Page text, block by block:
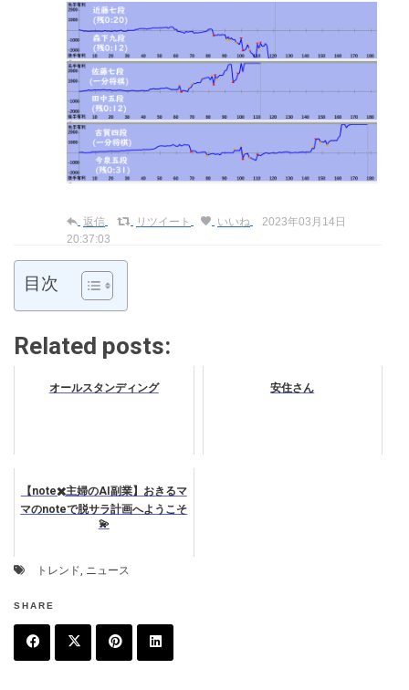
返信 リツイート いいね
2023年03月14日
20:37:03
目次
Related posts:
オールスタンディング 安住さん
【note✖️主婦のAI副業】おきるマ
マのnoteで脱サラ計画へようこそ
💫
トレンド, ニュース
SHARE